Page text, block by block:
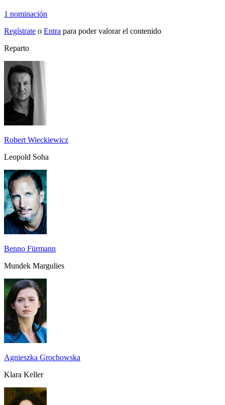
1 nominación
Regístrate o Entra para poder valorar el contenido
Reparto
Robert Wieckiewicz
Leopold Soha
Benno Fürmann
Mundek Margulies
Agnieszka Grochowska
Klara Keller